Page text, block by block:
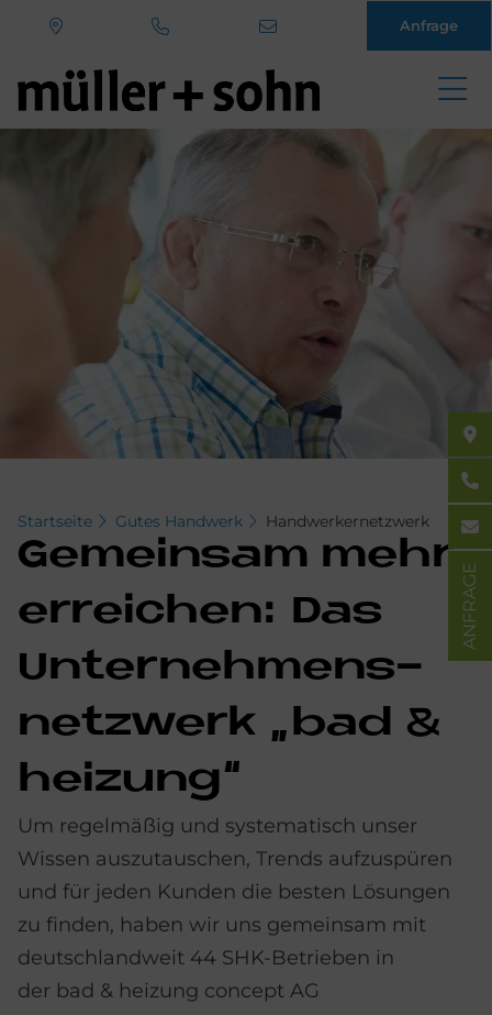
Anfrage
Startseite Gutes Handwerk Handwerkernetzwerk
Ge­mein­sam mehr
er­rei­chen: Das
Un­ter­neh­mens­
netz­werk „bad &
hei­zung“
Um regelmäßig und systematisch unser
Wissen auszutauschen, Trends aufzuspüren
und für jeden Kunden die besten Lösungen
zu finden, haben wir uns gemeinsam mit
deutschlandweit 44 SHK-Betrieben in
der bad & heizung concept AG
ANFRAGE